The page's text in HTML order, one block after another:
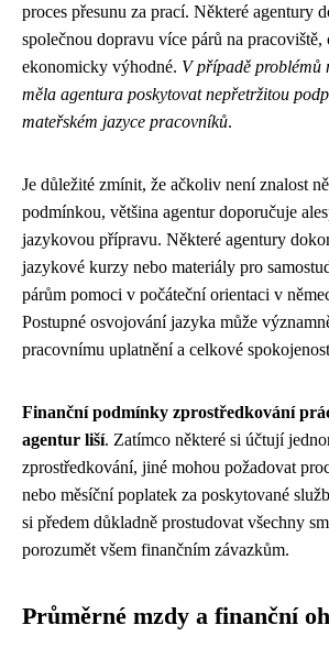
proces přesunu za prací. Některé agentury
společnou dopravu více párů na pracoviště,
ekonomicky výhodné. V případě problémů
měla agentura poskytovat nepřetržitou
mateřském jazyce pracovníků.
Je důležité zmínit, že ačkoliv není znalost
podmínkou, většina agentur doporučuje
jazykovou přípravu. Některé agentury
jazykové kurzy nebo materiály pro
párům pomoci v počáteční orientaci v
Postupné osvojování jazyka může
pracovnímu uplatnění a celkové
Finanční podmínky zprostředkování
agentur liší. Zatímco některé si účtují
zprostředkování, jiné mohou požadovat
nebo měsíční poplatek za poskytované
si předem důkladně prostudovat všechny
porozumět všem finančním závazkům.
Průměrné mzdy a finanční